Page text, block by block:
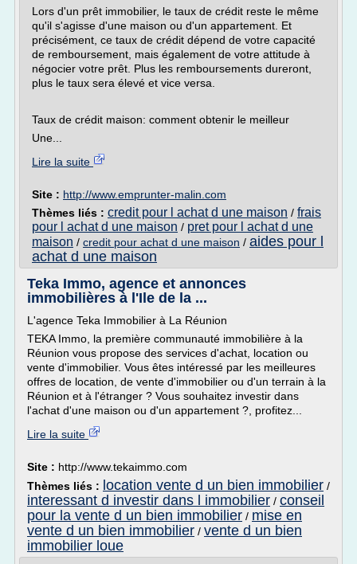
Lors d'un prêt immobilier, le taux de crédit reste le même
qu'il s'agisse d'une maison ou d'un appartement. Et
précisément, ce taux de crédit dépend de votre capacité
de remboursement, mais également de votre attitude à
négocier votre prêt. Plus les remboursements dureront,
plus le taux sera élevé et vice versa.
Taux de crédit maison: comment obtenir le meilleur
Une...
Lire la suite
Site : http://www.emprunter-malin.com
Thèmes liés : credit pour l achat d une maison / frais
pour l achat d une maison / pret pour l achat d une
maison / credit pour achat d une maison / aides pour l
achat d une maison
Teka Immo, agence et annonces
immobilières à l'Ile de la ...
L'agence Teka Immobilier à La Réunion
TEKA Immo, la première communauté immobilière à la
Réunion vous propose des services d'achat, location ou
vente d'immobilier. Vous êtes intéressé par les meilleures
offres de location, de vente d'immobilier ou d'un terrain à la
Réunion et à l'étranger ? Vous souhaitez investir dans
l'achat d'une maison ou d'un appartement ?, profitez...
Lire la suite
Site : http://www.tekaimmo.com
Thèmes liés : location vente d un bien immobilier /
interessant d investir dans l immobilier / conseil
pour la vente d un bien immobilier / mise en
vente d un bien immobilier / vente d un bien
immobilier loue